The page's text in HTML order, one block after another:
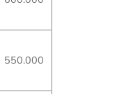
550.000